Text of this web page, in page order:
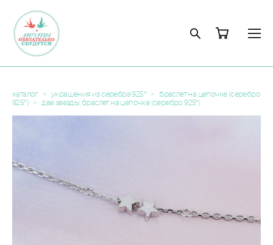
каталог > украшения из серебра 925° >
браслет на цепочке (серебро
925°)
> две звезды, браслет на цепочке (серебро 925º)